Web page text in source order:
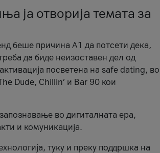
ја отворија темата за
беше причина А1 да потсети дека,
да биде неизоставен дел од
посветена на safe dating, во
Dude, Chillin’ и Bar 90 кои
во дигиталната ера,
и комуникација.
туку и преку поддршка на